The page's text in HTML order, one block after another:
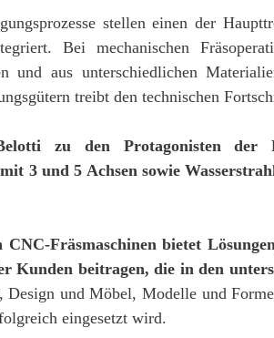
stellen einen der
Bei mechanischen
und aus unterschiedlichen
treibt den technischen
zu den Protagonisten der
3 und 5 Achsen sowie
Fräsmaschinen bietet
Kunden beitragen, die in den
Design und Möbel, Modelle und
eingesetzt wird.